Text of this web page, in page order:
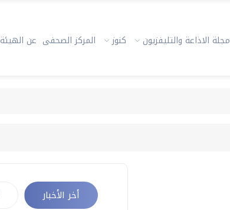
مجلة الاذاعة والتليفزيون كنوز المركز الصحفى عن الهيئة
أخر الأخبار